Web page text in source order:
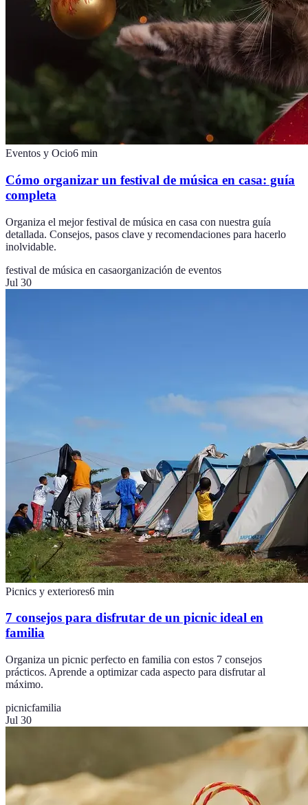
Eventos y Ocio6 min
Cómo organizar un festival de música en casa: guía
completa
Organiza el mejor festival de música en casa con nuestra guía
detallada. Consejos, pasos clave y recomendaciones para hacerlo
inolvidable.
festival de música en casaorganización de eventos
Jul 30
Picnics y exteriores6 min
7 consejos para disfrutar de un picnic ideal en
familia
Organiza un picnic perfecto en familia con estos 7 consejos
prácticos. Aprende a optimizar cada aspecto para disfrutar al
máximo.
picnicfamilia
Jul 30